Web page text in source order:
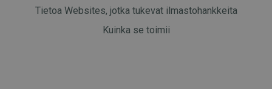
Tietoa Websites, jotka tukevat ilmastohankkeita
Kuinka se toimii